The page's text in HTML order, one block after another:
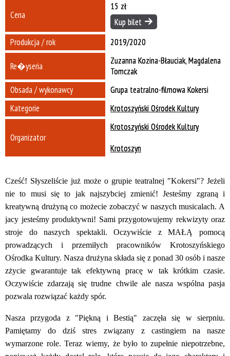
Cena
15 zł
Kup bilet
Produkcja / rok
2019/2020
Re�yseria
Zuzanna Kozina-Błauciak, Magdalena
Tomczak
Obsada / wykonawcy
Grupa teatralno-filmowa Kokersi
Kategorie
Krotoszyński Ośrodek Kultury
Organizator
Krotoszyński Ośrodek Kultury
Krotoszyn
Cześć! Słyszeliście już może o grupie teatralnej "Kokersi"? Jeżeli
nie to musi się to jak najszybciej zmienić! Jesteśmy zgraną i
kreatywną drużyną co możecie zobaczyć w naszychmusicalach. A
jacy jesteśmy produktywni! Sami przygotowujemy rekwizyty oraz
stroje do naszych spektakli. Oczywiście z MAŁĄ pomocą
prowadzących i przemiłych pracowników Krotoszyńskiego
Ośrodka Kultury. Nasza drużyna składa się z ponad 30 osób i nasze
zżycie gwarantuje tak efektywną pracę w tak krótkim czasie.
Oczywiście zdarzają się trudne chwile ale nasza wspólna pasja
pozwala rozwiązać każdy spór.
Nasza przygoda z "Piękną i Bestią" zaczęła się w sierpniu.
Pamiętamy do dziś stres związany z castingiem na nasze
wymarzone role. Teraz wiemy, że było to zupełnie niepotrzebne,